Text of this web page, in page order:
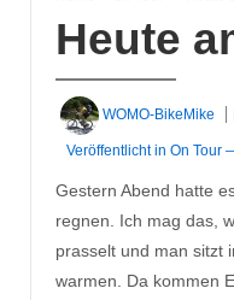
Heute
WOMO-BikeMike
Veröffentlicht in On Tour
Gestern Abend hatte
regnen. Ich mag das,
prasselt und man sitzt
warmen. Da kommen